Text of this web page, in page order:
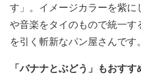
す」。イメージカラーを紫
や音楽をタイのもので統一す
を引く斬新なパン屋さんです。
「バナナとぶどう」もおすす